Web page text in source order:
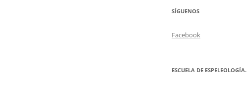
SÍGUENOS
Facebook
ESCUELA DE ESPELEOLOGÍA.